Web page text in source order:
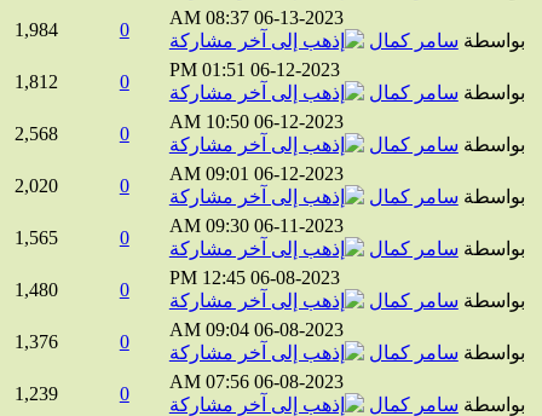
06-13-2023
08:37 AM
سامر كمال
1,984
06-12-2023
01:51 PM
سامر كمال
1,812
06-12-2023
10:50 AM
سامر كمال
2,568
06-12-2023
09:01 AM
سامر كمال
2,020
06-11-2023
09:30 AM
سامر كمال
1,565
06-08-2023
12:45 PM
سامر كمال
1,480
06-08-2023
09:04 AM
سامر كمال
1,376
06-08-2023
07:56 AM
سامر كمال
1,239